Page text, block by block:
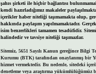
şahıs şirketi ile hiçbir bağlantısı
kendi hazırladığımız makaleler
içerikler haber niteliği taşımamakta olup,
hakkında paylaşım yapılmamaktadır.
isim benzerlikleri tamamen tesadüfidir.
halindedir ve tavsiye niteliği taşımazlar.
Sitemiz, 5651 Sayılı Kanun gereğince Bilgi
Kurumu (BTK) tarafından onaylanmış bir
hizmet vermektedir. Bu nedenle, sitedeki
denetleme veya araştırma yükümlülüğümüz